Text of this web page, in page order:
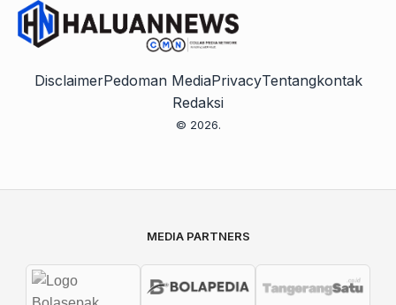
DisclaimerPedoman MediaPrivacyTentangkontak
Redaksi
© 2026.
MEDIA PARTNERS